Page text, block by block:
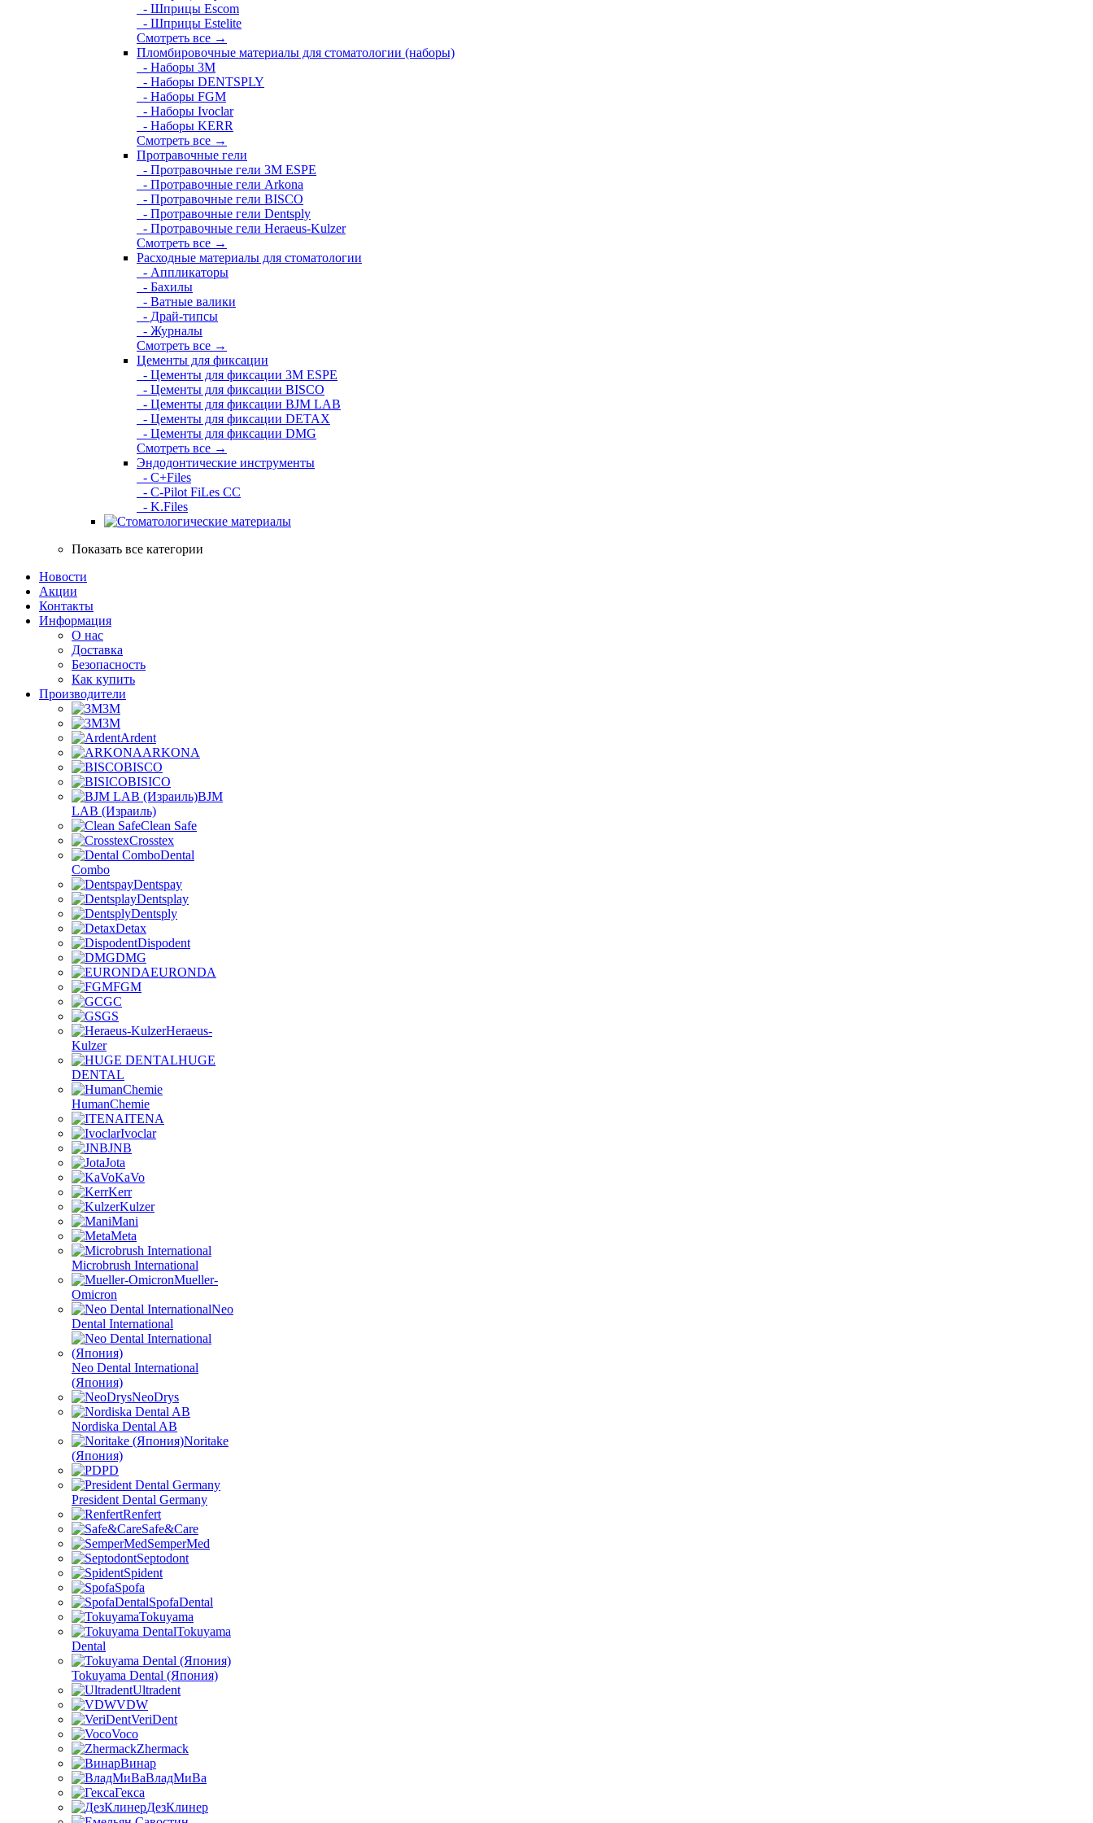
- Шприцы Escom
- Шприцы Estelite
Смотреть все →
Пломбировочные материалы для стоматологии (наборы)
- Наборы 3М
- Наборы DENTSPLY
- Наборы FGM
- Наборы Ivoclar
- Наборы KERR
Смотреть все →
Протравочные гели
- Протравочные гели 3М ESPE
- Протравочные гели Arkona
- Протравочные гели BISCO
- Протравочные гели Dentsply
- Протравочные гели Heraeus-Kulzer
Смотреть все →
Расходные материалы для стоматологии
- Аппликаторы
- Бахилы
- Ватные валики
- Драй-типсы
- Журналы
Смотреть все →
Цементы для фиксации
- Цементы для фиксации 3M ESPE
- Цементы для фиксации BISCO
- Цементы для фиксации BJM LAB
- Цементы для фиксации DETAX
- Цементы для фиксации DMG
Смотреть все →
Эндодонтические инструменты
- C+Files
- C-Pilot FiLes CC
- K.Files
Показать все категории
Новости
Акции
Контакты
Информация
О нас
Доставка
Безопасность
Как купить
Производители
3M
3М
Ardent
ARKONA
BISCO
BISICO
BJM
LAB (Израиль)
Clean Safe
Crosstex
Dental
Combo
Dentspay
Dentsplay
Dentsply
Detax
Dispodent
DMG
EURONDA
FGM
GC
GS
Heraeus-
Kulzer
HUGE
DENTAL
HumanChemie
ITENA
Ivoclar
JNB
Jota
KaVo
Kerr
Kulzer
Mani
Meta
Microbrush International
Mueller-
Omicron
Neo
Dental International
Neo Dental International
(Япония)
NeoDrys
Nordiska Dental AB
Noritake
(Япония)
PD
President Dental Germany
Renfert
Safe&Care
SemperMed
Septodont
Spident
Spofa
SpofaDental
Tokuyama
Tokuyama
Dental
Tokuyama Dental (Япония)
Ultradent
VDW
VeriDent
Voco
Zhermack
Винар
ВладМиВа
Гекса
ДезКлинер